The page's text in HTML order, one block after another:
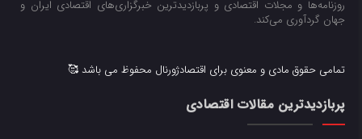
روزنامه‌ها و مجلات اقتصادی و پربازدیدترین خبرگزاری‌های اقتصادی ایران و
جهان گردآوری می‌کند.
تمامی حقوق مادی و معنوی برای اقتصادژورنال محفوظ می باشد 🥰
پربازدیدترین مقالات اقتصادی